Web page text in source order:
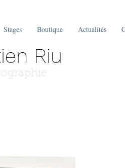
Stages Boutique Actualités
Riu